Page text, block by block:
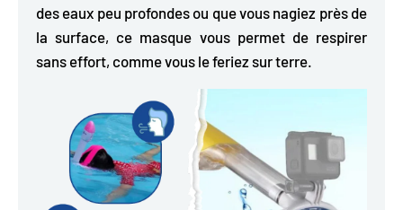
des eaux peu profondes ou que vous nagiez près de
la surface, ce masque vous permet de respirer
sans effort, comme vous le feriez sur terre.